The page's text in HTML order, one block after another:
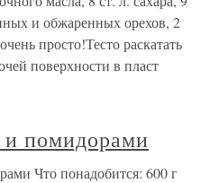
и обжаренных орехов, 2
просто!Тесто раскатать
поверхности в пласт
помидорами
Что понадобится: 600 г